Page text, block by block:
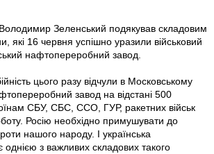
Зеленський подякував складовим
які 16 червня успішно уразили військовий
нафтопереробний завод.
цього разу відчули в Московському
завод на відстані 500
СБУ, СБС, ССО, ГУР, ракетних військ
Росію необхідно примушувати до
нашого народу. І українська
однією з важливих складових такого